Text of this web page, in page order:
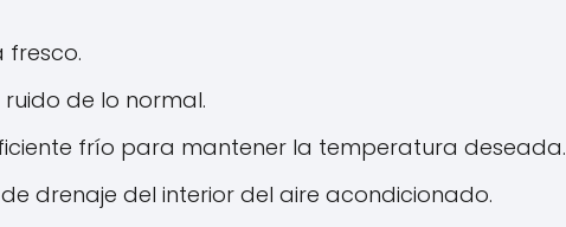
fresco.
de lo normal.
frío para mantener la temperatura deseada.
drenaje del interior del aire acondicionado.